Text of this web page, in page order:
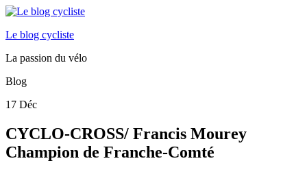
Le blog cycliste
La passion du vélo
Blog
17 Déc
CYCLO-CROSS/ Francis Mourey
Champion de Franche-Comté